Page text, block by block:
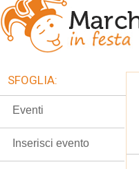
SFOGLIA:
Eventi
Inserisci evento